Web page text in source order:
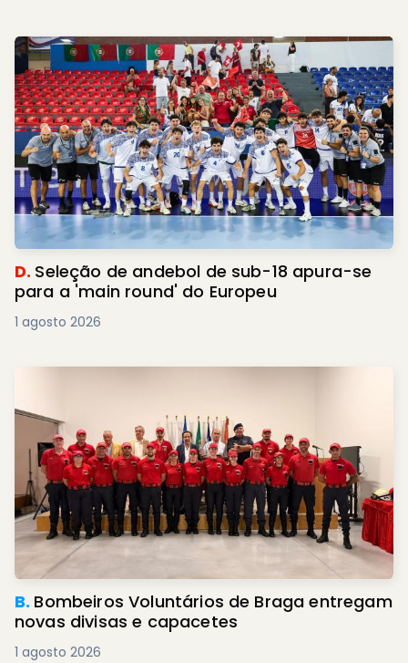
D. Seleção de andebol de sub-18 apura-se
para a 'main round' do Europeu
1 agosto 2026
B. Bombeiros Voluntários de Braga entregam
novas divisas e capacetes
1 agosto 2026